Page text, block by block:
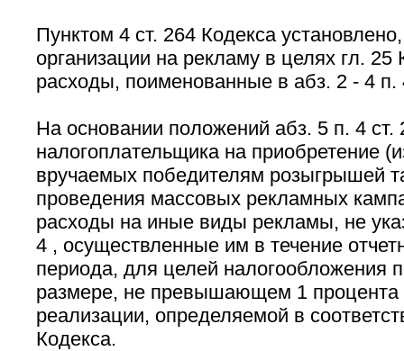
Пунктом 4 ст. 264 Кодекса
организации на рекламу в целях гл. 25
расходы, поименованные в абз. 2 - 4 п.
На основании положений абз. 5 п. 4 ст.
налогоплательщика на приобретение
вручаемых победителям розыгрышей
проведения массовых рекламных
расходы на иные виды рекламы, не
4 , осуществленные им в течение
периода, для целей налогообложения
размере, не превышающем 1 процента
реализации, определяемой в
Кодекса.